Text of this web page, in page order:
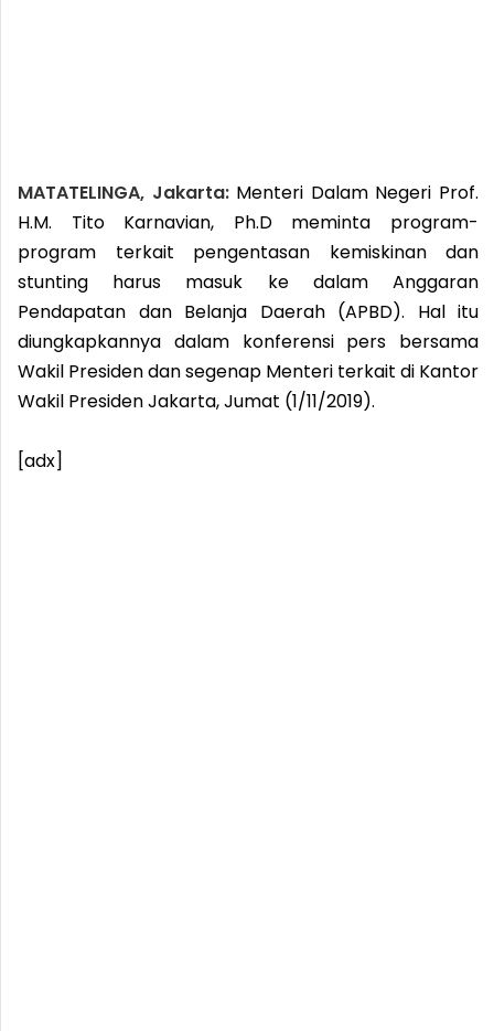
MATATELINGA, Jakarta: Menteri Dalam Negeri Prof.
H.M. Tito Karnavian, Ph.D meminta program-
program terkait pengentasan kemiskinan dan
stunting harus masuk ke dalam Anggaran
Pendapatan dan Belanja Daerah (APBD). Hal itu
diungkapkannya dalam konferensi pers bersama
Wakil Presiden dan segenap Menteri terkait di Kantor
Wakil Presiden Jakarta, Jumat (1/11/2019).
[adx]